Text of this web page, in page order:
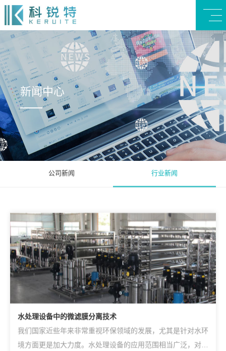
新闻中心
公司新闻 行业新闻
水处理设备中的微滤膜分离技术
我们国家近些年来非常重视环保领域的发展，尤其是针对水环
境方面更是加大力度。水处理设备的应用范围相当广泛，对于